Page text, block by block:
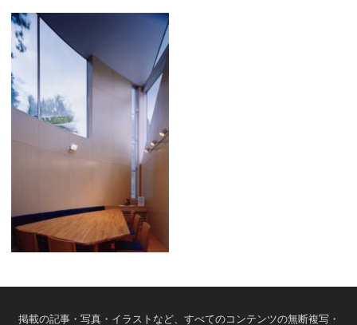
掲載の記事・写真・イラストなど、すべてのコンテンツの無断複写・